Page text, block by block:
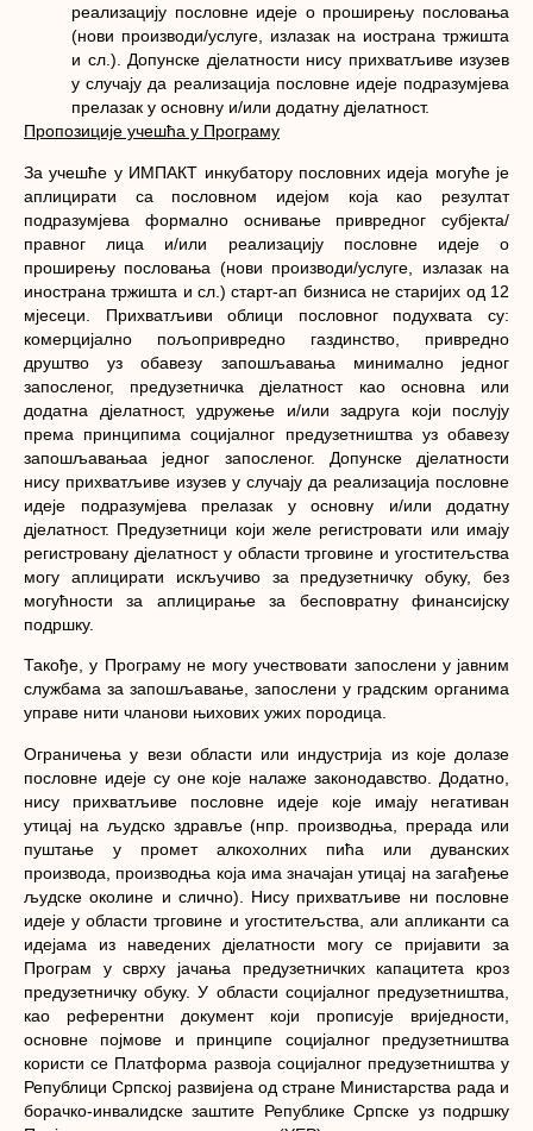
реализацију пословне идеје о проширењу пословања
(нови производи/услуге, излазак на иострана тржишта
и сл.). Допунске дјелатности нису прихватљиве изузев
у случају да реализација пословне идеје подразумјева
прелазак у основну и/или додатну дјелатност.
Пропозиције учешћа у Програму
За учешће у ИМПАКТ инкубатору пословних идеја могуће је
аплицирати са пословном идејом која као резултат
подразумјева формално оснивање привредног субјекта/
правног лица и/или реализацију пословне идеје о
проширењу пословања (нови производи/услуге, излазак на
инострана тржишта и сл.) старт-ап бизниса не старијих од 12
мјесеци. Прихватљиви облици пословног подухвата су:
комерцијално пољопривредно газдинство, привредно
друштво уз обавезу запошљавања минимално једног
запосленог, предузетничка дјелатност као основна или
додатна дјелатност, удружење и/или задруга који послују
према принципима социјалног предузетништва уз обавезу
запошљавањаа једног запосленог. Допунске дјелатности
нису прихватљиве изузев у случају да реализација пословне
идеје подразумјева прелазак у основну и/или додатну
дјелатност. Предузетници који желе регистровати или имају
регистровану дјелатност у области трговине и угоститељства
могу аплицирати искључиво за предузетничку обуку, без
могућности за аплицирање за бесповратну финансијску
подршку.
Такође, у Програму не могу учествовати запослени у јавним
службама за запошљавање, запослени у градским органима
управе нити чланови њихових ужих породица.
Ограничења у вези области или индустрија из које долазе
пословне идеје су оне које налаже законодавство. Додатно,
нису прихватљиве пословне идеје које имају негативан
утицај на људско здравље (нпр. производња, прерада или
пуштање у промет алкохолних пића или дуванских
производа, производња која има значајан утицај на загађење
људске околине и слично). Нису прихватљиве ни пословне
идеје у области трговине и угоститељства, али апликанти са
идејама из наведених дјелатности могу се пријавити за
Програм у сврху јачања предузетничких капацитета кроз
предузетничку обуку. У области социјалног предузетништва,
као референтни документ који прописује вриједности,
основне појмове и принципе социјалног предузетништва
користи се Платформа развоја социјалног предузетништва у
Републици Српској развијена од стране Министарства рада и
борачко-инвалидске заштите Републике Српске уз подршку